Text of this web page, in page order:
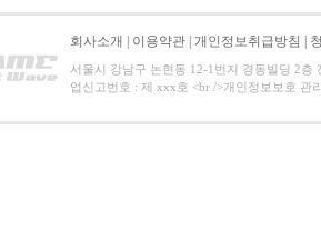
회사소개 이용약관 개인정보취급방침
서울시 강남구 논현동 12-1번지 경동빌딩 2
업신고번호 : 제 xxx호 <br />개인정보보호 관